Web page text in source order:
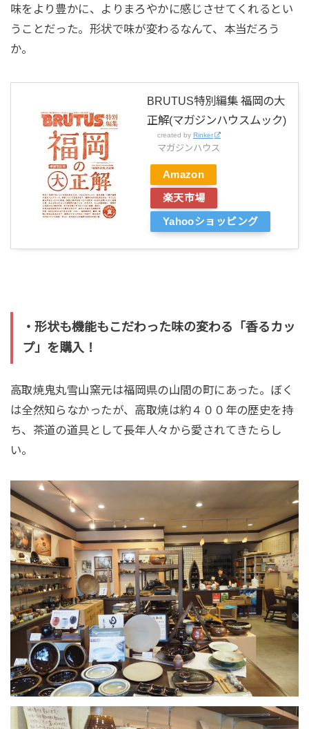
味をより豊かに、よりまろやかに感じさせてくれるとい
うことだった。形状で味が変わるなんて、本当だろう
か。
BRUTUS特別編集 福岡の大
正解(マガジンハウスムック)
created by Rinker
マガジンハウス
Amazon
楽天市場
Yahooショッピング
・形状も機能もこだわった味の変わる「香るカッ
プ」を購入！
高取焼鬼丸雪山窯元は福岡県の山間の町にあった。ぼく
は全然知らなかったが、高取焼は約４００年の歴史を持
ち、茶道の道具として長年人々から愛されてきたらし
い。